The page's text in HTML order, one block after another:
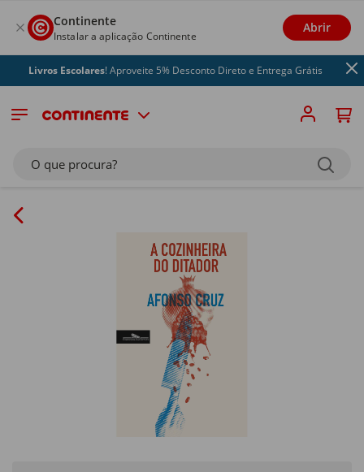
Continente
Instalar a aplicação Continente
Abrir
Livros Escolares! Aproveite 5% Desconto Direto e Entrega Grátis
O que procura?